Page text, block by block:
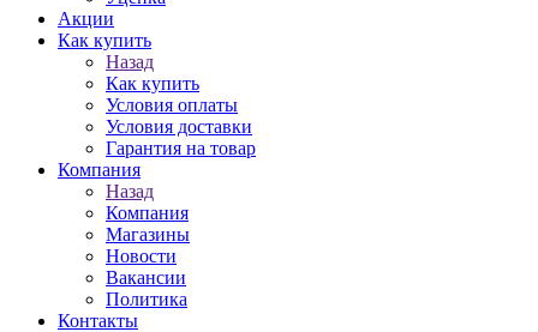
Акции
Как купить
Назад
Как купить
Условия оплаты
Условия доставки
Гарантия на товар
Компания
Назад
Компания
Магазины
Новости
Вакансии
Политика
Контакты